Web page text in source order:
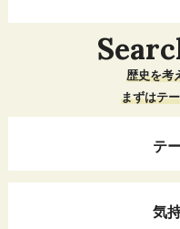
歴史を考
まずはテ
テ
気